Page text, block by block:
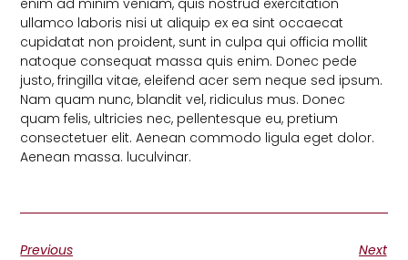
enim ad minim veniam, quis nostrud exercitation
ullamco laboris nisi ut aliquip ex ea sint occaecat
cupidatat non proident, sunt in culpa qui officia mollit
natoque consequat massa quis enim. Donec pede
justo, fringilla vitae, eleifend acer sem neque sed ipsum.
Nam quam nunc, blandit vel, ridiculus mus. Donec
quam felis, ultricies nec, pellentesque eu, pretium
consectetuer elit. Aenean commodo ligula eget dolor.
Aenean massa. luculvinar.
Previous Next